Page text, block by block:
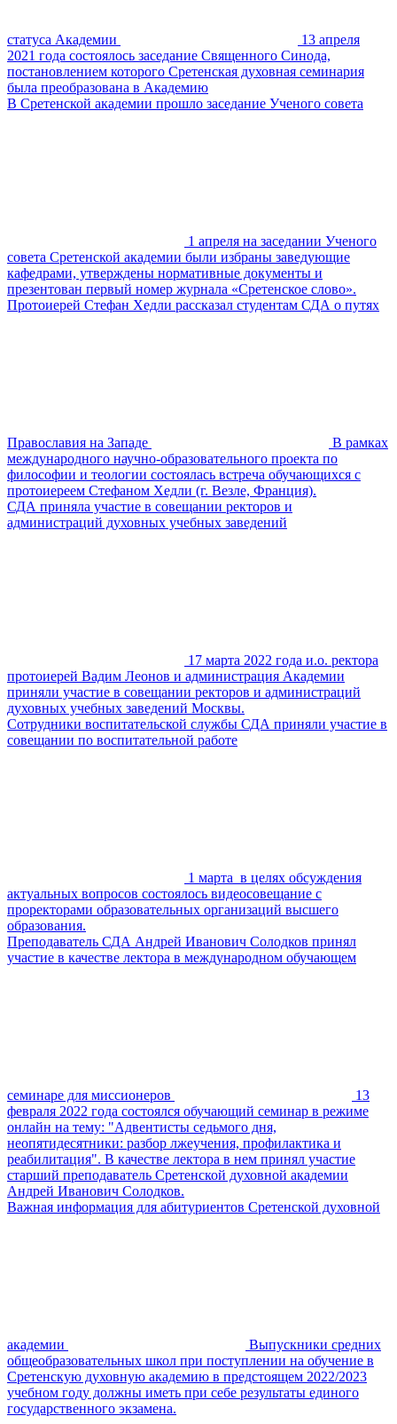
статуса Академии
13 апреля
2021 года состоялось заседание Священного Синода,
постановлением которого Сретенская духовная семинария
была преобразована в Академию
В Сретенской академии прошло заседание Ученого совета
1 апреля на заседании Ученого
совета Сретенской академии были избраны заведующие
кафедрами, утверждены нормативные документы и
презентован первый номер журнала «Сретенское слово».
Протоиерей Стефан Хедли рассказал студентам СДА о путях
Православия на Западе
В рамках
международного научно-образовательного проекта по
философии и теологии состоялась встреча обучающихся с
протоиереем Стефаном Хедли (г. Везле, Франция).
СДА приняла участие в совещании ректоров и
администраций духовных учебных заведений
17 марта 2022 года и.о. ректора
протоиерей Вадим Леонов и администрация Академии
приняли участие в совещании ректоров и администраций
духовных учебных заведений Москвы.
Сотрудники воспитательской службы СДА приняли участие в
совещании по воспитательной работе
1 марта в целях обсуждения
актуальных вопросов состоялось видеосовещание с
проректорами образовательных организаций высшего
образования.
Преподаватель СДА Андрей Иванович Солодков принял
участие в качестве лектора в международном обучающем
семинаре для миссионеров
13
февраля 2022 года состоялся обучающий семинар в режиме
онлайн на тему: "Адвентисты седьмого дня,
неопятидесятники: разбор лжеучения, профилактика и
реабилитация". В качестве лектора в нем принял участие
старший преподаватель Сретенской духовной академии
Андрей Иванович Солодков.
Важная информация для абитуриентов Сретенской духовной
академии
Выпускники средних
общеобразовательных школ при поступлении на обучение в
Сретенскую духовную академию в предстоящем 2022/2023
учебном году должны иметь при себе результаты единого
государственного экзамена.